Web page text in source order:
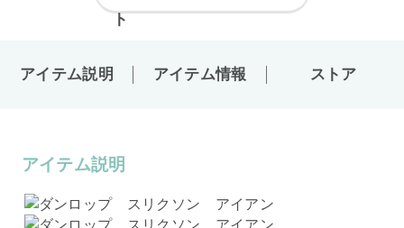
アイテム説明 アイテム情報 ストア
アイテム説明